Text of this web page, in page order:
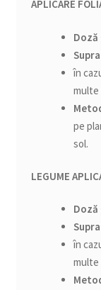
APLICARE
Doză
în
pe
sol.
LEGUME
Doză
în